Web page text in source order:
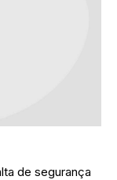
de segurança